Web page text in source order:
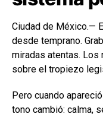
Ciudad de México.—
desde temprano.
miradas atentas. Los
sobre el tropiezo
Pero cuando
tono cambió: calma,